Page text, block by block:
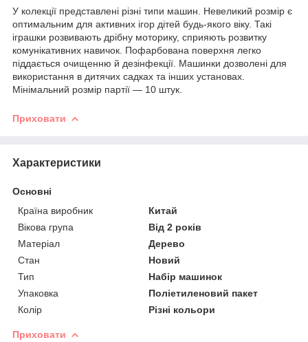
У колекції представлені різні типи машин. Невеликий розмір є
оптимальним для активних ігор дітей будь-якого віку. Такі
іграшки розвивають дрібну моторику, сприяють розвитку
комунікативних навичок. Пофарбована поверхня легко
піддається очищенню й дезінфекції. Машинки дозволені для
використання в дитячих садках та інших установах.
Мінімальний розмір партії — 10 штук.
Приховати
Характеристики
Основні
Країна виробник
Китай
Вікова група
Від 2 років
Матеріал
Дерево
Стан
Новий
Тип
Набір машинок
Упаковка
Поліетиленовий пакет
Колір
Різні кольори
Приховати